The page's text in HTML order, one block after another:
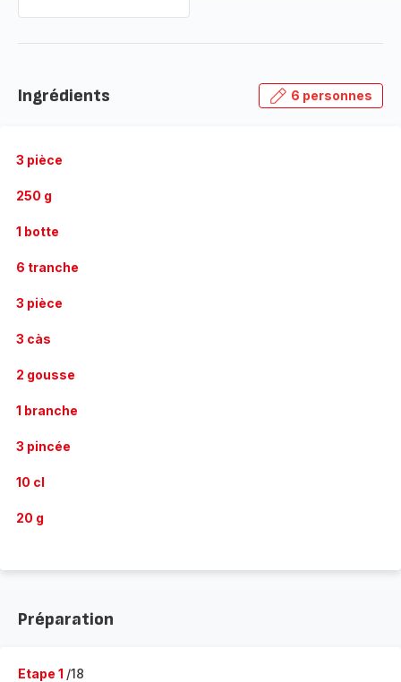
Ingrédients 6 personnes
3 pièce
250 g
1 botte
6 tranche
3 pièce
3 càs
2 gousse
1 branche
3 pincée
10 cl
20 g
Préparation
Etape 1 /18